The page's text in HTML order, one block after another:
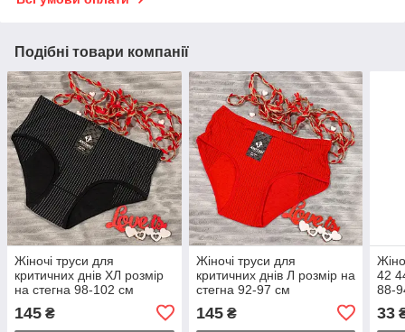
Подібні товари компанії
Жіночі труси для
критичних днів ХЛ розмір
на стегна 98-102 см
145 ₴
Жіночі труси для
критичних днів Л розмір на
стегна 92-97 см
145₴
42
88-
33